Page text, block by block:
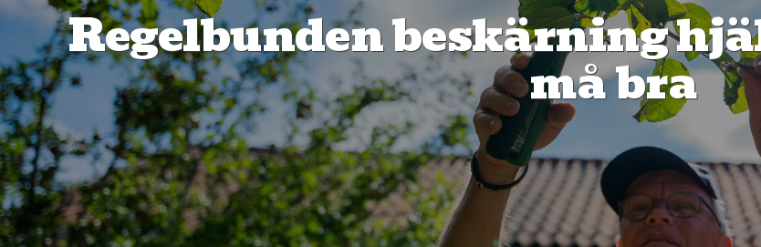
Regelbunden beskärning
må bra